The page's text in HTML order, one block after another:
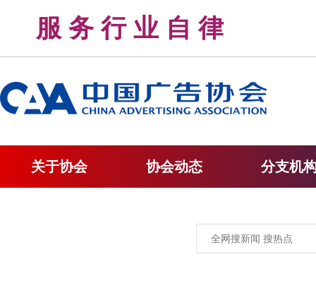
服 务 行 业 自 律
关于协会 协会动态 分支机